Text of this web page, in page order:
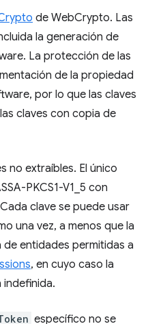
de WebCrypto. Las
la generación de
La protección de las
de la propiedad
por lo que las claves
claves con copia de
no extraíbles. El único
PKCS1-V1_5 con
clave se puede usar
una vez, a menos que la
de entidades permitidas a
, en cuyo caso la
indefinida.
específico no se